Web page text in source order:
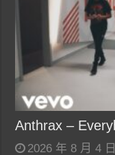
Anthrax –
2026 年 8 月 4 日